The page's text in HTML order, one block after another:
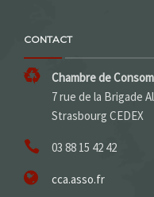
CONTACT
Chambre de
7 rue de la Brigade
Strasbourg CEDEX
03 88 15 42 42
cca.asso.fr